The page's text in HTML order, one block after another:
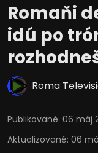
Romaňi
idú po
Roma
Publikované: 06 máj
Aktualizované: 06